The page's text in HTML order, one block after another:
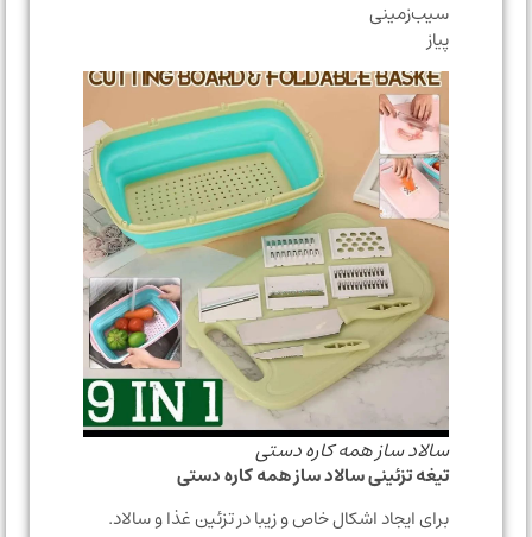
سیب‌زمینی
سالاد ساز همه کاره دستی
تیغه تزئینی سالاد ساز همه کاره دستی
برای ایجاد اشکال خاص و زیبا در تزئین غذا و سالاد.